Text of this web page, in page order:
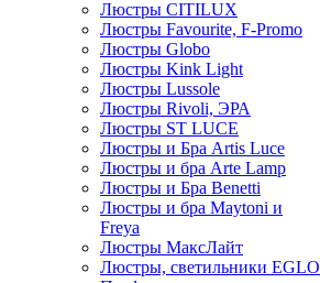
Люстры CITILUX
Люстры Favourite, F-Promo
Люстры Globo
Люстры Kink Light
Люстры Lussole
Люстры Rivoli, ЭРА
Люстры ST LUCE
Люстры и Бра Artis Luce
Люстры и бра Arte Lamp
Люстры и Бра Benetti
Люстры и бра Maytoni и
Freya
Люстры МаксЛайт
Люстры, светильники EGLO